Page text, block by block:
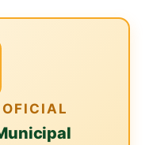
OFICIAL